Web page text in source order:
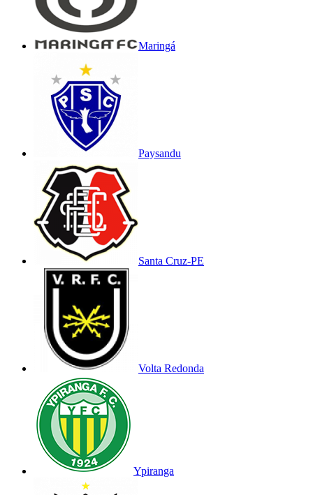
Maringá
Paysandu
Santa Cruz-PE
Volta Redonda
Ypiranga